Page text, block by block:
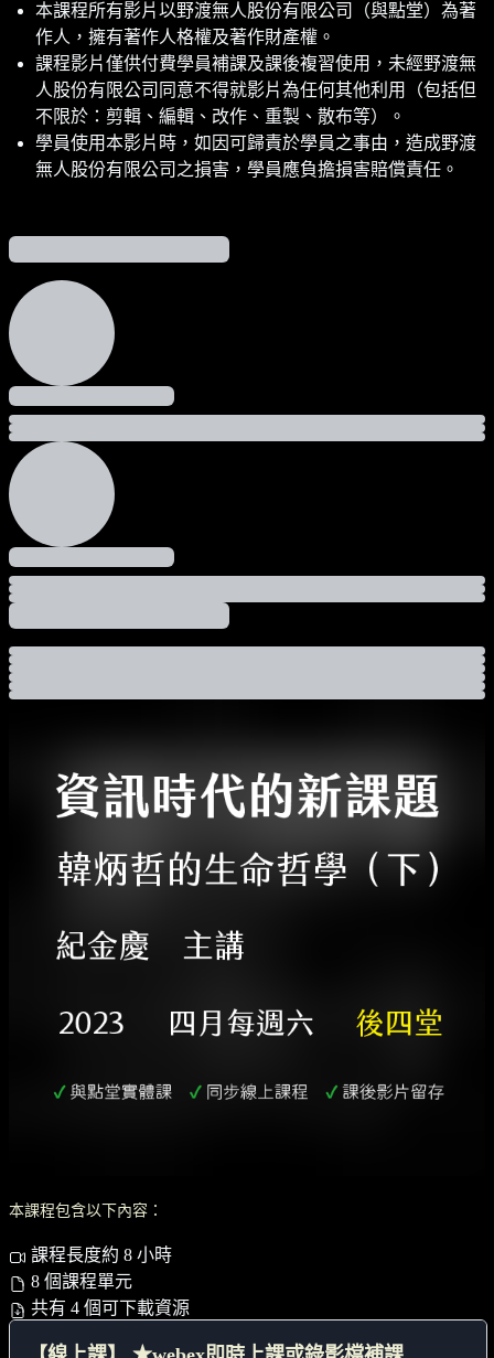
本課程所有影片以野渡無人股份有限公司（與點堂）為著
作人，擁有著作人格權及著作財產權。
課程影片僅供付費學員補課及課後複習使用，未經野渡無
人股份有限公司同意不得就影片為任何其他利用（包括但
不限於：剪輯、編輯、改作、重製、散布等）。
學員使用本影片時，如因可歸責於學員之事由，造成野渡
無人股份有限公司之損害，學員應負擔損害賠償責任。
本課程包含以下內容：
課程長度約 8 小時
8 個課程單元
共有 4 個可下載資源